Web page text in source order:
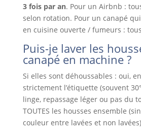
3 fois par an. Pour un Airbnb :
selon rotation. Pour un canapé
en cuisine ouverte / fumeurs :
Puis-je laver les
canapé en machine ?
Si elles sont déhoussables : oui,
strictement l’étiquette (souvent
linge, repassage léger ou pas du
TOUTES les housses ensemble
couleur entre lavées et non